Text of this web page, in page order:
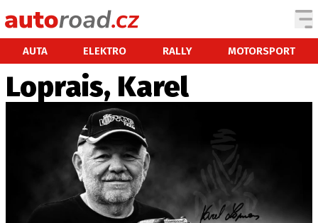
AUTA ELEKTRO RALLY MOTORSPORT
AUTA
TESTY AUT
NOVINKY
HISTORIE
ZAJÍMAVOSTI
TECHNIKA
Loprais, Karel